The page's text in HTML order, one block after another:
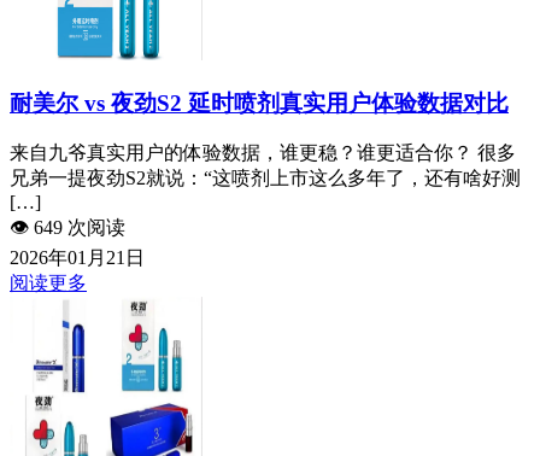
耐美尔 vs 夜劲S2 延时喷剂真实用户体验数据对比
来自九爷真实用户的体验数据，谁更稳？谁更适合你？ 很多
兄弟一提夜劲S2就说：“这喷剂上市这么多年了，还有啥好测
[…]
👁️ 649 次阅读
2026年01月21日
阅读更多